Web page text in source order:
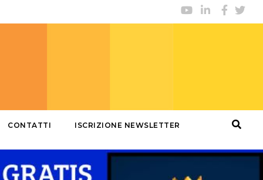
CONTATTI ISCRIZIONE NEWSLETTER